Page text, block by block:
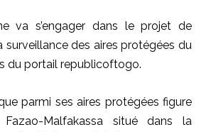
va s’engager dans le projet de
des aires protégées du
du portail republicoftogo.
parmi ses aires protégées figure
Malfakassa situé dans la